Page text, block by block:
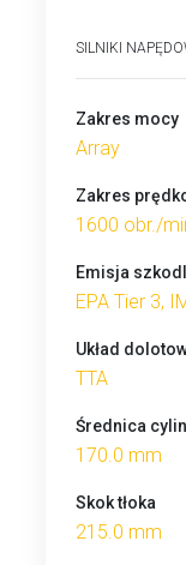
SILNIKI
Zakres mocy
Array
Zakres
1600 obr./
Emisja
EPA Tier 3,
Układ
TTA
Średnica
170.0 mm
Skok tłoka
215.0 mm